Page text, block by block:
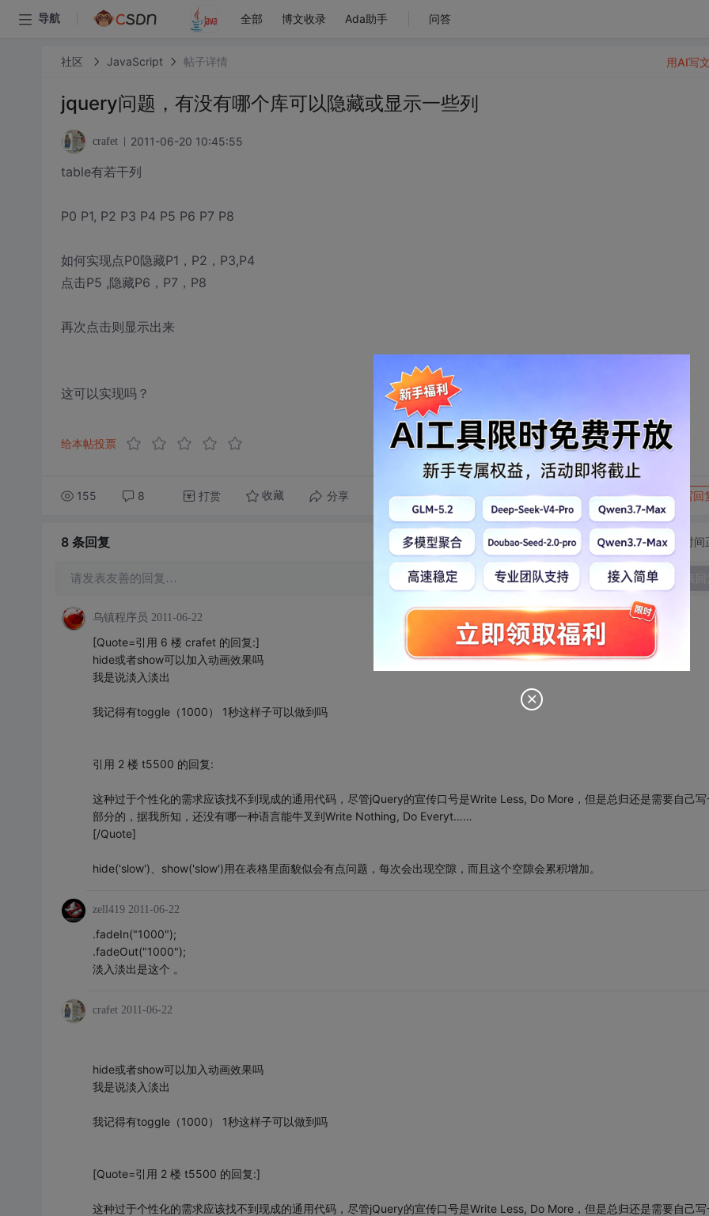
导航 全部 博文收录 Ada助手 问答
社区 JavaScript 帖子详情
jquery问题，有没有哪个库可以隐藏或显示一些列
crafet 2011-06-20 10:45:55
table有若干列
P0 P1, P2 P3 P4 P5 P6 P7 P8
如何实现点P0隐藏P1，P2，P3,P4
点击P5 ,隐藏P6，P7，P8
再次点击则显示出来
这可以实现吗？
给本帖投票
155 8 打赏 收藏 分享 转发到动态 举报 写回
用AI写
8 条回复 切换为时间
请发表友善的回复…
乌镇程序员 2011-06-22
[Quote=引用 6 楼 crafet 的回复:]
hide或者show可以加入动画效果吗
我是说淡入淡出
我记得有toggle（1000） 1秒这样子可以做到吗
引用 2 楼 t5500 的回复:
这种过于个性化的需求应该找不到现成的通用代码，尽管jQuery的宣传口号是Write Less, Do More，但是总归还是需要自己写
部分的，据我所知，还没有哪一种语言能牛叉到Write Nothing, Do Everyt……
[/Quote]
hide('slow')、show('slow')用在表格里面貌似会有点问题，每次会出现空隙，而且这个空隙会累积增加。
zell419 2011-06-22
.fadeIn("1000");
.fadeOut("1000");
淡入淡出是这个 。
crafet 2011-06-22
hide或者show可以加入动画效果吗
我是说淡入淡出
我记得有toggle（1000） 1秒这样子可以做到吗
[Quote=引用 2 楼 t5500 的回复:]
这种过于个性化的需求应该找不到现成的通用代码，尽管jQuery的宣传口号是Write Less, Do More，但是总归还是需要自己写